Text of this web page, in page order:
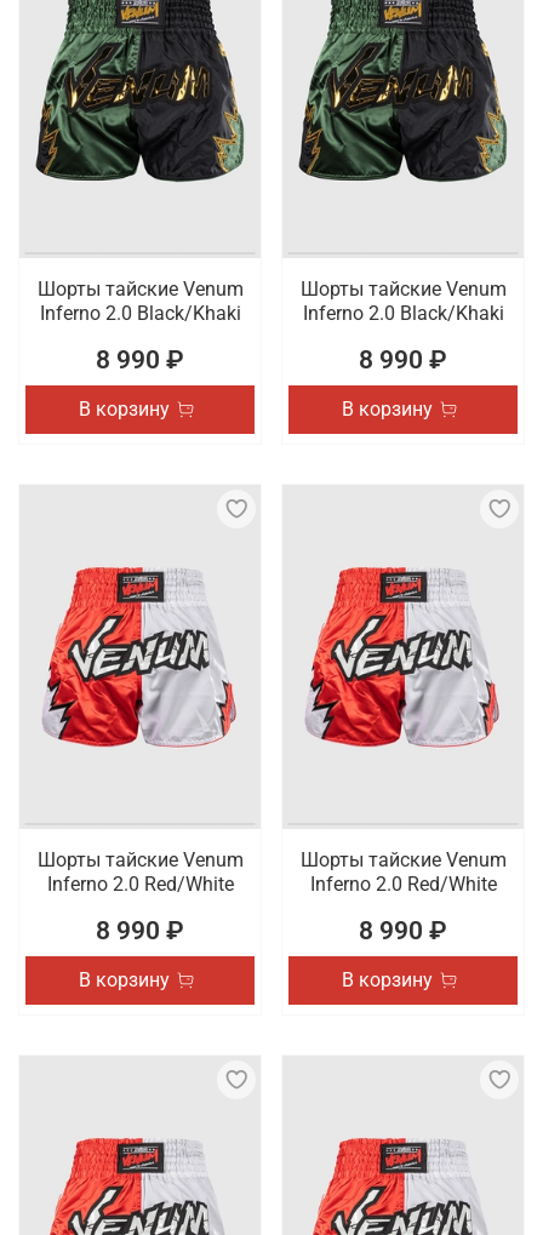
Шорты тайские Venum
Inferno 2.0 Black/Khaki
8 990 ₽
В корзину
Шорты тайские Venum
Inferno 2.0 Black/Khaki
8 990 ₽
В корзину
Шорты тайские Venum
Inferno 2.0 Red/White
8 990 ₽
В корзину
Шорты тайские Venum
Inferno 2.0 Red/White
8 990 ₽
В корзину